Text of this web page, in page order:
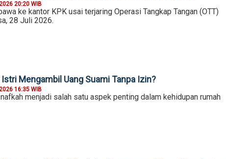
20:20 WIB
ke kantor KPK usai terjaring Operasi Tangkap Tangan (OTT)
28 Juli 2026.
Mengambil Uang Suami Tanpa Izin?
16:35 WIB
menjadi salah satu aspek penting dalam kehidupan rumah